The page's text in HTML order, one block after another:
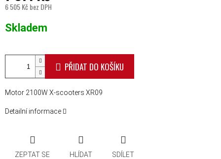
6 505 Kč bez DPH
Skladem
PŘIDAT DO KOŠÍKU
Motor 2100W X-scooters XR09
Detailní informace
ZEPTAT SE HLÍDAT SDÍLET